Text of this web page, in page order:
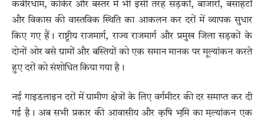
कबीरधाम, कांकेर और बस्तर में भी इसी तरह सड़कों, बाजारों, बसाहटों
और विकास की वास्तविक स्थिति का आकलन कर दरों में व्यापक सुधार
किए गए हैं। राष्ट्रीय राजमार्ग, राज्य राजमार्ग और प्रमुख जिला सड़कों के
दोनों ओर बसे ग्रामों और बस्तियों को एक समान मानक पर मूल्यांकन करते
हुए दरों को संशोधित किया गया है।
नई गाइडलाइन दरों में ग्रामीण क्षेत्रों के लिए वर्गमीटर की दर समाप्त कर दी
गई है। अब सभी प्रकार की आवासीय और कृषि भूमि का मूल्यांकन एक